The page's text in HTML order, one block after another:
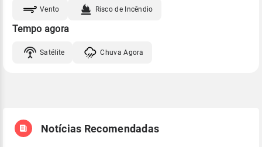
Vento Risco de Incêndio
Tempo agora
Satélite Chuva Agora
Notícias Recomendadas